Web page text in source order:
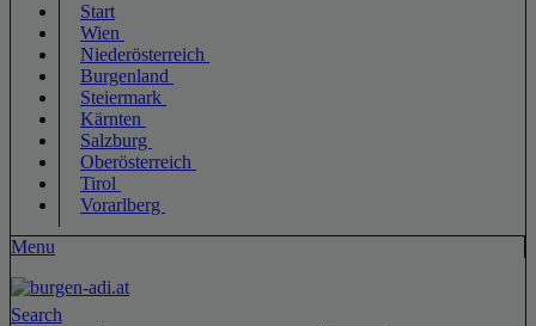
Start
Wien
Niederösterreich
Burgenland
Steiermark
Kärnten
Salzburg
Oberösterreich
Tirol
Vorarlberg
Menu
Search